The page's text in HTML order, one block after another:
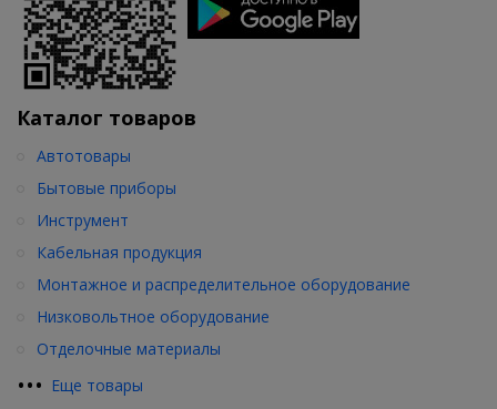
Каталог товаров
••• Еще товары
Автотовары
Бытовые приборы
Инструмент
Кабельная продукция
Монтажное и распределительное оборудование
Низковольтное оборудование
Отделочные материалы